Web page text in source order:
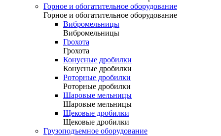
Горное и обогатительное оборудование
Горное и обогатительное оборудование
Вибромельницы
Вибромельницы
Грохота
Грохота
Конусные дробилки
Конусные дробилки
Роторные дробилки
Роторные дробилки
Шаровые мельницы
Шаровые мельницы
Щековые дробилки
Щековые дробилки
Грузоподъемное оборудование